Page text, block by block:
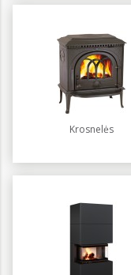
Krosnelės